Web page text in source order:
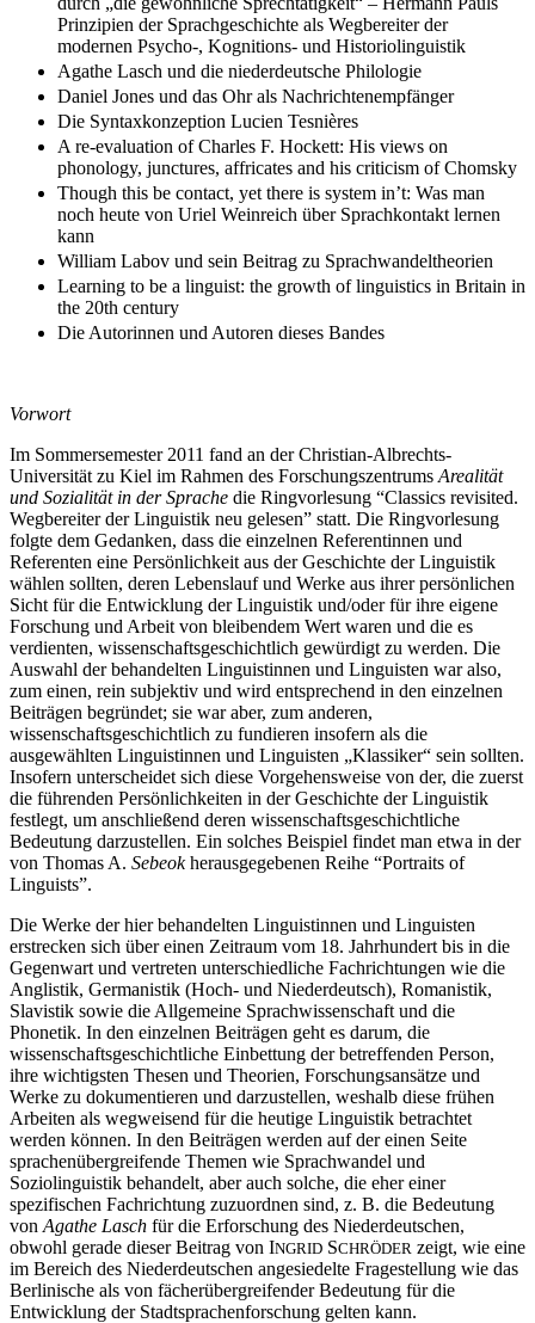
Prinzipien der Sprachgeschichte als Wegbereiter der
modernen Psycho-, Kognitions- und Historiolinguistik
Agathe Lasch und die niederdeutsche Philologie
Daniel Jones und das Ohr als Nachrichtenempfänger
Die Syntaxkonzeption Lucien Tesnières
A re-evaluation of Charles F. Hockett: His views on
phonology, junctures, affricates and his criticism of Chomsky
Though this be contact, yet there is system in’t: Was man
noch heute von Uriel Weinreich über Sprachkontakt lernen
kann
William Labov und sein Beitrag zu Sprachwandeltheorien
Learning to be a linguist: the growth of linguistics in Britain in
the 20th century
Die Autorinnen und Autoren dieses Bandes
Vorwort
Im Sommersemester 2011 fand an der Christian-Albrechts-
Universität zu Kiel im Rahmen des Forschungszentrums Arealität
und Sozialität in der Sprache die Ringvorlesung “Classics revisited.
Wegbereiter der Linguistik neu gelesen” statt. Die Ringvorlesung
folgte dem Gedanken, dass die einzelnen Referentinnen und
Referenten eine Persönlichkeit aus der Geschichte der Linguistik
wählen sollten, deren Lebenslauf und Werke aus ihrer persönlichen
Sicht für die Entwicklung der Linguistik und/oder für ihre eigene
Forschung und Arbeit von bleibendem Wert waren und die es
verdienten, wissenschaftsgeschichtlich gewürdigt zu werden. Die
Auswahl der behandelten Linguistinnen und Linguisten war also,
zum einen, rein subjektiv und wird entsprechend in den einzelnen
Beiträgen begründet; sie war aber, zum anderen,
wissenschaftsgeschichtlich zu fundieren insofern als die
ausgewählten Linguistinnen und Linguisten „Klassiker“ sein sollten.
Insofern unterscheidet sich diese Vorgehensweise von der, die zuerst
die führenden Persönlichkeiten in der Geschichte der Linguistik
festlegt, um anschließend deren wissenschaftsgeschichtliche
Bedeutung darzustellen. Ein solches Beispiel findet man etwa in der
von Thomas A. Sebeokherausgegebenen Reihe “Portraits of
Linguists”.
Die Werke der hier behandelten Linguistinnen und Linguisten
erstrecken sich über einen Zeitraum vom 18. Jahrhundert bis in die
Gegenwart und vertreten unterschiedliche Fachrichtungen wie die
Anglistik, Germanistik (Hoch- und Niederdeutsch), Romanistik,
Slavistik sowie die Allgemeine Sprachwissenschaft und die
Phonetik. In den einzelnen Beiträgen geht es darum, die
wissenschaftsgeschichtliche Einbettung der betreffenden Person,
ihre wichtigsten Thesen und Theorien, Forschungsansätze und
Werke zu dokumentieren und darzustellen, weshalb diese frühen
Arbeiten als wegweisend für die heutige Linguistik betrachtet
werden können. In den Beiträgen werden auf der einen Seite
sprachenübergreifende Themen wie Sprachwandel und
Soziolinguistik behandelt, aber auch solche, die eher einer
spezifischen Fachrichtung zuzuordnen sind, z. B. die Bedeutung
von Agathe Lasch für die Erforschung des Niederdeutschen,
obwohl gerade dieser Beitrag von INGRID SCHRÖDER zeigt, wie eine
im Bereich des Niederdeutschen angesiedelte Fragestellung wie das
Berlinische als von fächerübergreifender Bedeutung für die
Entwicklung der Stadtsprachenforschung gelten kann.